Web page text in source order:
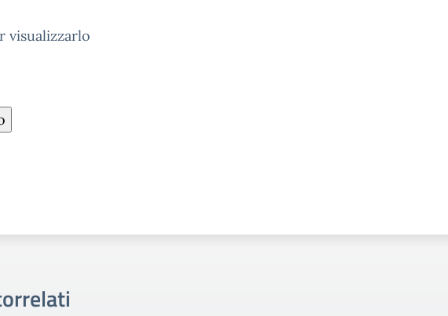
visualizzarlo